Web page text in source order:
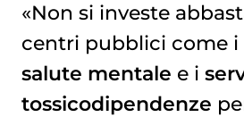
«Non si investe
centri pubblici come i
salute mentale e i
tossicodipendenze